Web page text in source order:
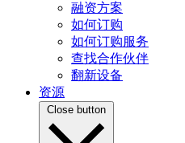
融资方案
如何订购
如何订购服务
查找合作伙伴
翻新设备
资源
Close button